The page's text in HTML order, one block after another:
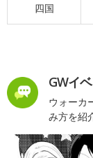
四国
GWイ
ウォーカ
み方を紹